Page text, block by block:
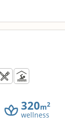
320m2
wellness